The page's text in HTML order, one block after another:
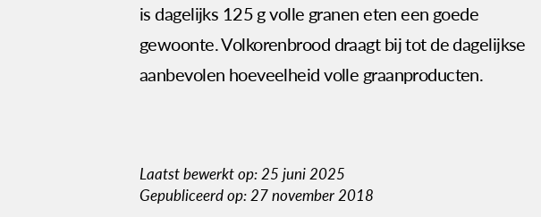
is dagelijks 125 g volle granen eten een goede
gewoonte. Volkorenbrood draagt bij tot de dagelijkse
aanbevolen hoeveelheid volle graanproducten.
Laatst bewerkt op: 25 juni 2025
Gepubliceerd op: 27 november 2018